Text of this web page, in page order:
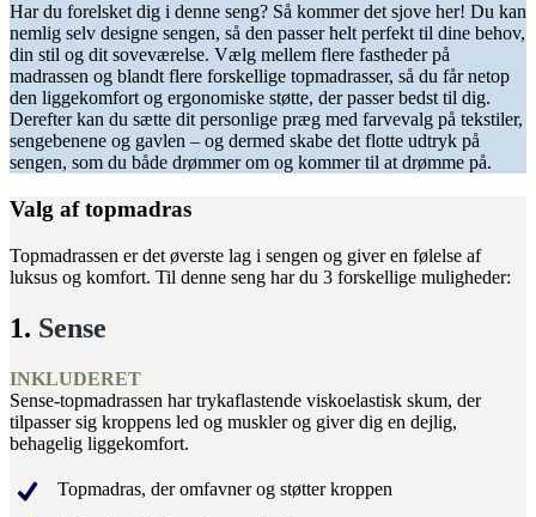
Har du forelsket dig i denne seng? Så kommer det sjove her! Du kan
nemlig selv designe sengen, så den passer helt perfekt til dine behov,
din stil og dit soveværelse. Vælg mellem flere fastheder på
madrassen og blandt flere forskellige topmadrasser, så du får netop
den liggekomfort og ergonomiske støtte, der passer bedst til dig.
Derefter kan du sætte dit personlige præg med farvevalg på tekstiler,
sengebenene og gavlen – og dermed skabe det flotte udtryk på
sengen, som du både drømmer om og kommer til at drømme på.
Valg af topmadras
Topmadrassen er det øverste lag i sengen og giver en følelse af
luksus og komfort. Til denne seng har du 3 forskellige muligheder:
1. Sense
INKLUDERET
Sense-topmadrassen har trykaflastende viskoelastisk skum, der
tilpasser sig kroppens led og muskler og giver dig en dejlig,
behagelig liggekomfort.
Topmadras, der omfavner og støtter kroppen